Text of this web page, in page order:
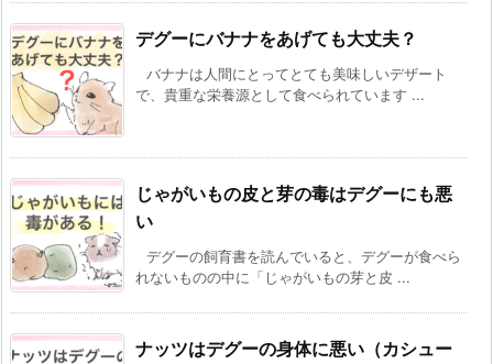
デグーにバナナをあげても大丈夫？
バナナは人間にとってとても美味しいデザート
で、貴重な栄養源として食べられています ...
じゃがいもの皮と芽の毒はデグーにも悪
い
デグーの飼育書を読んでいると、デグーが食べら
れないものの中に「じゃがいもの芽と皮 ...
ナッツはデグーの身体に悪い（カシュー